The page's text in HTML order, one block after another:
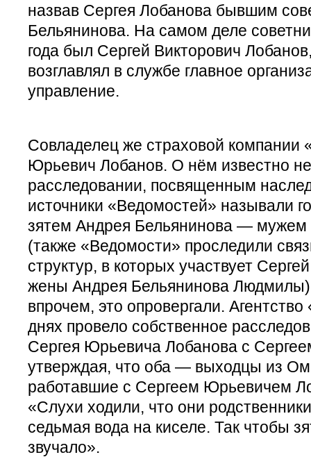
назвав Сергея Лобанова бывшим
Бельянинова. На самом деле
года был Сергей Викторович
возглавлял в службе главное
управление.
Совладелец же страховой
Юрьевич Лобанов. О нём известно
расследовании, посвященным
источники «Ведомостей» называли
зятем Андрея Бельянинова — мужем
(также «Ведомости» проследили
структур, в которых участвует
жены Андрея Бельянинова
впрочем, это опровергали.
днях провело собственное
Сергея Юрьевича Лобанова с
утверждая, что оба — выходцы из
работавшие с Сергеем Юрьевичем
«Слухи ходили, что они
седьмая вода на киселе. Так чтобы
звучало».